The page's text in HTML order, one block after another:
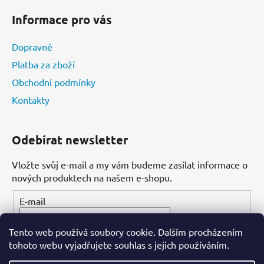
Tento web používá soubory cookie. Dalším procházením
tohoto webu vyjadřujete souhlas s jejich používáním.
Informace pro vás
Dopravné
Platba za zboží
Obchodní podmínky
Kontakty
Odebírat newsletter
Vložte svůj e-mail a my vám budeme zasílat informace o
nových produktech na našem e-shopu.
E-mail
PŘIHLÁSIT SE